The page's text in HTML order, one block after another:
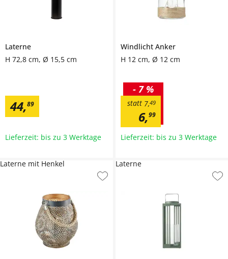
Laterne
H 72,8 cm, Ø 15,5 cm
44,89
Lieferzeit: bis zu 3 Werktage
Windlicht Anker
H 12 cm, Ø 12 cm
6,99
7,49
statt
- 7 %
Lieferzeit: bis zu 3 Werktage
Laterne mit Henkel Laterne